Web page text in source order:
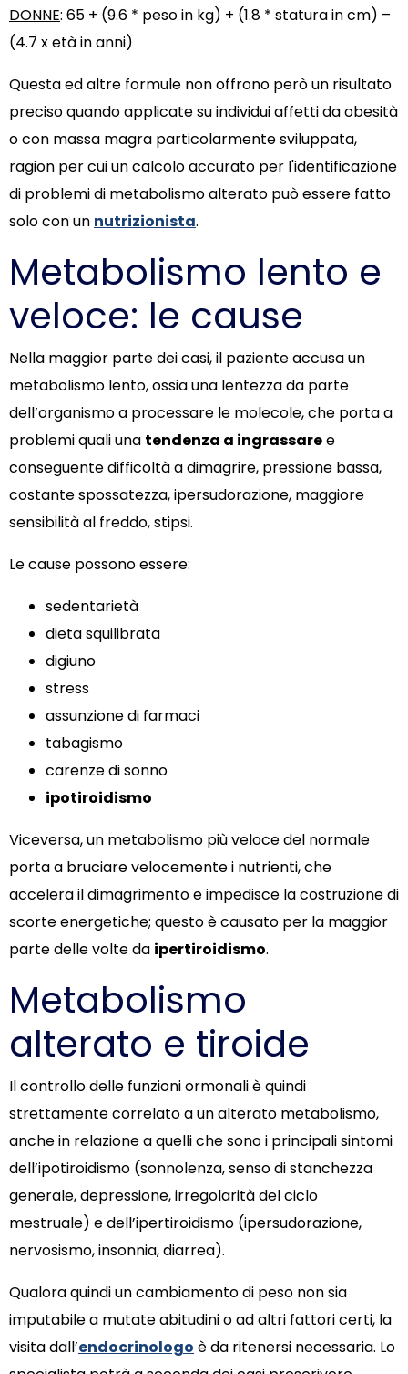
DONNE: 65 + (9.6 * peso in kg) + (1.8 * statura in cm) –
(4.7 x età in anni)
Questa ed altre formule non offrono però un risultato
preciso quando applicate su individui affetti da obesità
o con massa magra particolarmente sviluppata,
ragion per cui un calcolo accurato per l'identificazione
di problemi di metabolismo alterato può essere fatto
solo con un nutrizionista.
Metabolismo lento e
veloce: le cause
Nella maggior parte dei casi, il paziente accusa un
metabolismo lento, ossia una lentezza da parte
dell’organismo a processare le molecole, che porta a
problemi quali una tendenza a ingrassaree
conseguente difficoltà a dimagrire, pressione bassa,
costante spossatezza, ipersudorazione, maggiore
sensibilità al freddo, stipsi.
Le cause possono essere:
sedentarietà
dieta squilibrata
digiuno
stress
assunzione di farmaci
tabagismo
carenze di sonno
ipotiroidismo
Viceversa, un metabolismo più veloce del normale
porta a bruciare velocemente i nutrienti, che
accelera il dimagrimento e impedisce la costruzione di
scorte energetiche; questo è causato per la maggior
parte delle volte da ipertiroidismo.
Metabolismo
alterato e tiroide
Il controllo delle funzioni ormonali è quindi
strettamente correlato a un alterato metabolismo,
anche in relazione a quelli che sono i principali sintomi
dell’ipotiroidismo (sonnolenza, senso di stanchezza
generale, depressione, irregolarità del ciclo
mestruale) e dell’ipertiroidismo (ipersudorazione,
nervosismo, insonnia, diarrea).
Qualora quindi un cambiamento di peso non sia
imputabile a mutate abitudini o ad altri fattori certi, la
visita dall’endocrinologo è da ritenersi necessaria. Lo